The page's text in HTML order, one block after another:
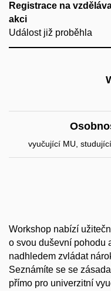
Registrace na
akci
Událost již proběhla
vyučující MU,
Workshop nabízí
o svou duševní pohodu
nadhledem zvládat
Seznámíte se se
přímo pro univerzitní